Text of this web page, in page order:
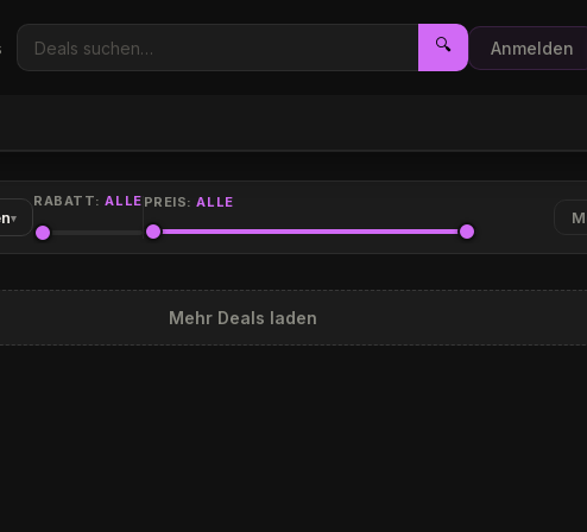
🔍 Anmelden
▾
RABATT:ALLE PREIS:ALLE
Mehr Deals laden